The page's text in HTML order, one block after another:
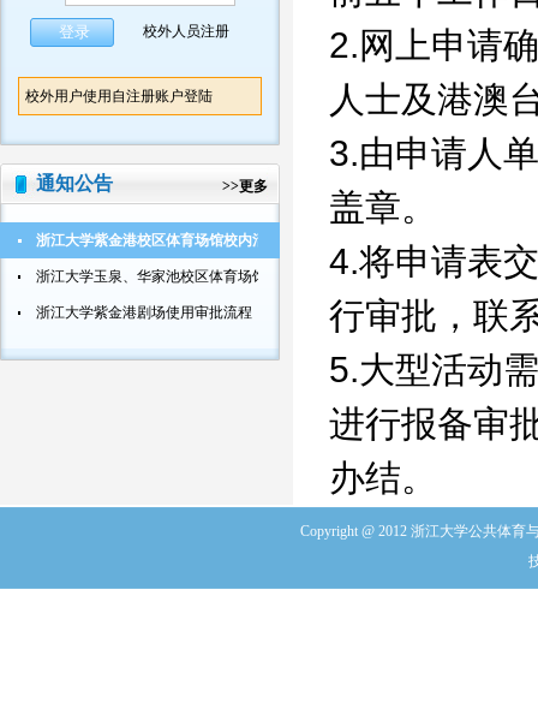
校外人员注册
校外用户使用自注册账户登陆
通知公告 >>更多
浙江大学紫金港校区体育场馆校内活动使用审批流程
浙江大学玉泉、华家池校区体育场馆校内活动使用审批流程
浙江大学紫金港剧场使用审批流程
2.网上申请
人士及港澳
3.由申请人
盖章。
4.将申请表
行审批，联
5.大型活动
进行报备审
办结。
Copyright @ 2012 浙江大学公共体育